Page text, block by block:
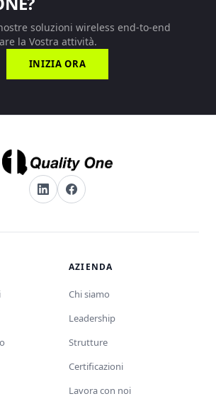
soluzioni wireless end-to-end
la Vostra attività.
INIZIA ORA
AZIENDA
Chi siamo
Leadership
Strutture
Certificazioni
Lavora con noi